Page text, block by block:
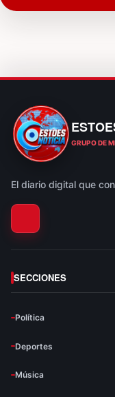
GRUPO DE
El diario digital que
SECCIONES
Política
Deportes
Música